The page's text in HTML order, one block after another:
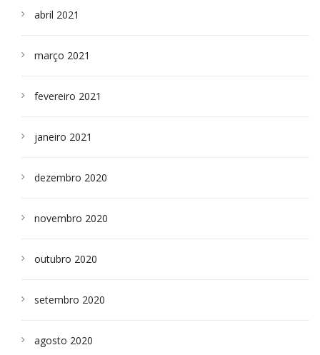
abril 2021
março 2021
fevereiro 2021
janeiro 2021
dezembro 2020
novembro 2020
outubro 2020
setembro 2020
agosto 2020